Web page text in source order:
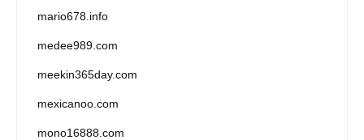
mario678.info
medee989.com
meekin365day.com
mexicanoo.com
mono16888.com